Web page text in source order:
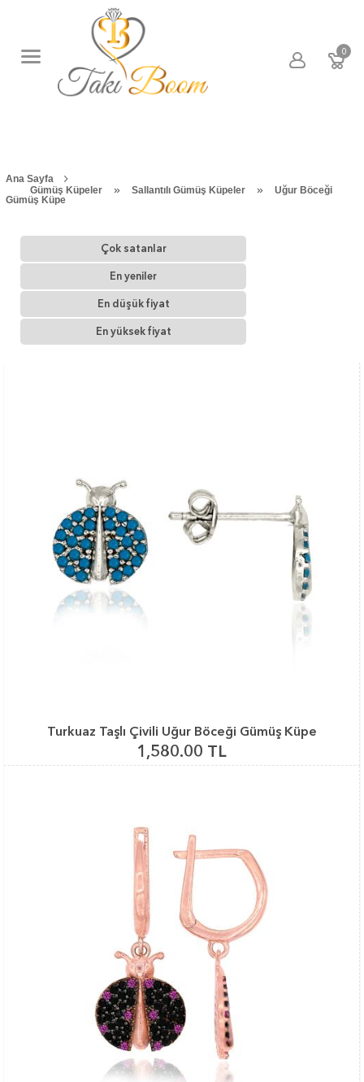
0
Ana Sayfa
Gümüş Küpeler
» Sallantılı Gümüş Küpeler »
Uğur Böceği
Gümüş Küpe
Çok satanlar
En yeniler
En düşük fiyat
En yüksek fiyat
Turkuaz Taşlı Çivili Uğur Böceği Gümüş Küpe
1,580.00 TL